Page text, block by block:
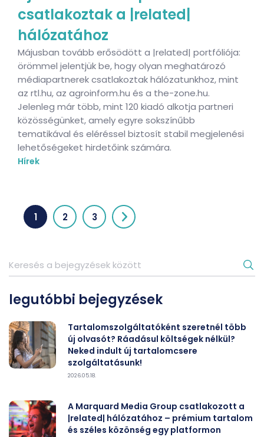
csatlakoztak a |related|
hálózatához
Májusban tovább erősödött a |related| portfóliója:
örömmel jelentjük be, hogy olyan meghatározó
médiapartnerek csatlakoztak hálózatunkhoz, mint
az rtl.hu, az agroinform.hu és a the-zone.hu.
Jelenleg már több, mint 120 kiadó alkotja partneri
közösségünket, amely egyre sokszínűbb
tematikával és eléréssel biztosít stabil megjelenési
lehetőségeket hirdetőink számára.
Hírek
1 2 3
legutóbbi bejegyzések
Tartalomszolgáltatóként szeretnél több
új olvasót? Ráadásul költségek nélkül?
Neked indult új tartalomcsere
szolgáltatásunk!
2026.05.18.
A Marquard Media Group csatlakozott a
|related| hálózatához – prémium tartalom
és széles közönség egy platformon